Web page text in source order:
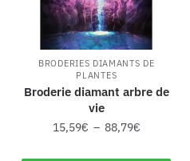
BRODERIES DIAMANTS DE
PLANTES
Broderie diamant arbre de
vie
15,59€ – 88,79€